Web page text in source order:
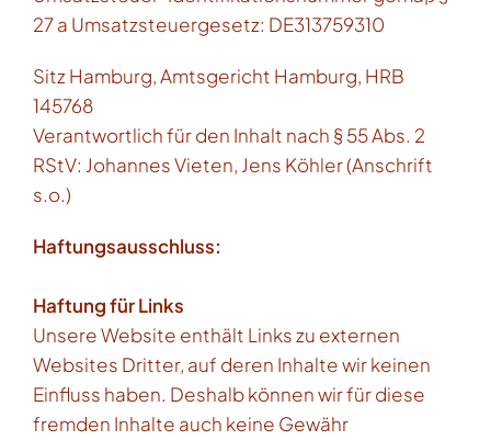
27 a Umsatzsteuergesetz: DE313759310
Sitz Hamburg, Amtsgericht Hamburg, HRB
145768
Verantwortlich für den Inhalt nach § 55 Abs. 2
RStV: Johannes Vieten, Jens Köhler (Anschrift
s.o.)
Haftungsausschluss:
Haftung für Links
Unsere Website enthält Links zu externen
Websites Dritter, auf deren Inhalte wir keinen
Einfluss haben. Deshalb können wir für diese
fremden Inhalte auch keine Gewähr